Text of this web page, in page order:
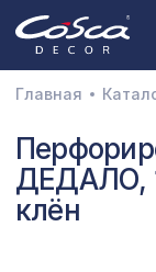
3D орнамент
Главная
ДЕДАЛО,
клён